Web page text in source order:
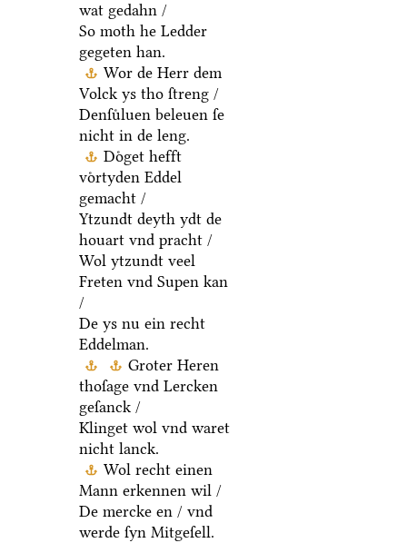
wat gedahn /
So moth he Ledder
gegeten han.
Wor de Herr dem
Volck ys tho ſtreng /
Denſuͤluen beleuen ſe
nicht in de leng.
Doͤget hefft
voͤrtyden Eddel
gemacht /
Ytzundt deyth ydt de
houart vnd pracht /
Wol ytzundt veel
Freten vnd Supen kan
/
De ys nu ein recht
Eddelman.
Groter Heren
thoſage vnd Lercken
geſanck /
Klinget wol vnd waret
nicht lanck.
Wol recht einen
Mann erkennen wil /
De mercke en / vnd
werde ſyn Mitgeſell.